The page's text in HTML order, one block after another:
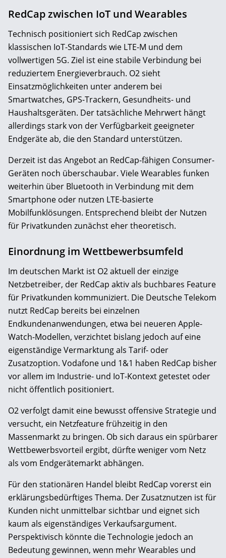
RedCap zwischen IoT und Wearables
Technisch positioniert sich RedCap zwischen
klassischen IoT-Standards wie LTE-M und dem
vollwertigen 5G. Ziel ist eine stabile Verbindung bei
reduziertem Energieverbrauch. O2 sieht
Einsatzmöglichkeiten unter anderem bei
Smartwatches, GPS-Trackern, Gesundheits- und
Haushaltsgeräten. Der tatsächliche Mehrwert hängt
allerdings stark von der Verfügbarkeit geeigneter
Endgeräte ab, die den Standard unterstützen.
Derzeit ist das Angebot an RedCap-fähigen Consumer-
Geräten noch überschaubar. Viele Wearables funken
weiterhin über Bluetooth in Verbindung mit dem
Smartphone oder nutzen LTE-basierte
Mobilfunklösungen. Entsprechend bleibt der Nutzen
für Privatkunden zunächst eher theoretisch.
Einordnung im Wettbewerbsumfeld
Im deutschen Markt ist O2 aktuell der einzige
Netzbetreiber, der RedCap aktiv als buchbares Feature
für Privatkunden kommuniziert. Die Deutsche Telekom
nutzt RedCap bereits bei einzelnen
Endkundenanwendungen, etwa bei neueren Apple-
Watch-Modellen, verzichtet bislang jedoch auf eine
eigenständige Vermarktung als Tarif- oder
Zusatzoption. Vodafone und 1&1 haben RedCap bisher
vor allem im Industrie- und IoT-Kontext getestet oder
nicht öffentlich positioniert.
O2 verfolgt damit eine bewusst offensive Strategie und
versucht, ein Netzfeature frühzeitig in den
Massenmarkt zu bringen. Ob sich daraus ein spürbarer
Wettbewerbsvorteil ergibt, dürfte weniger vom Netz
als vom Endgerätemarkt abhängen.
Für den stationären Handel bleibt RedCap vorerst ein
erklärungsbedürftiges Thema. Der Zusatznutzen ist für
Kunden nicht unmittelbar sichtbar und eignet sich
kaum als eigenständiges Verkaufsargument.
Perspektivisch könnte die Technologie jedoch an
Bedeutung gewinnen, wenn mehr Wearables und